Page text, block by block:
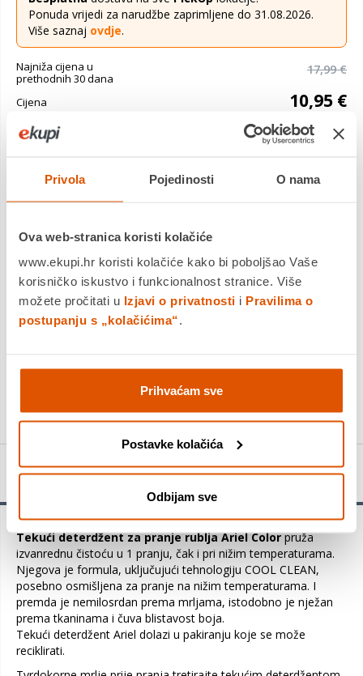
Privola Pojedinosti O nama
Ova web-stranica koristi kolačiće
www.ekupi.hr koristi kolačiće kako bi poboljšao Vaše
korisničko iskustvo i funkcionalnost stranice. Više
možete pročitati u Izjavi o privatnosti i Pravilima o
postupanju s „kolačićima“.
Prihvaćam sve
Postavke kolačića
Odbijam sve
Ponuda vrijedi za narudžbe zaprimljene do 31.08.2026.
Više saznaj ovdje.
Najniža cijena u
prethodnih 30 dana
17,99 €
Cijena 10,95 €
Tekući deterdžent za pranje rublja Ariel Color pruža izvanrednu
formula, uključujući tehnologiju COOL CLEAN, p...Saznaj više
Platite gotovinom pri preuzimanju, Internet bankarstvom, karticama
Povrat robe moguć unutar 14 dana
KUPITE ODMAH
Detalji proizvoda
Tekući deterdžent za pranje rublja Ariel Colorpruža
izvanrednu čistoću u 1 pranju, čak i pri nižim temperaturama.
Njegova je formula, uključujući tehnologiju COOL CLEAN,
posebno osmišljena za pranje na nižim temperaturama. I
premda je nemilosrdan prema mrljama, istodobno je nježan
prema tkaninama i čuva blistavost boja.
Tekući deterdžent Ariel dolazi u pakiranju koje se može
reciklirati.